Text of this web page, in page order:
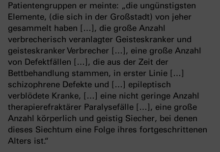
Patientengruppen er meinte: „die ungünstigsten
Elemente, (die sich in der Großstadt) von jeher
gesammelt haben […], die große Anzahl
verbrecherisch veranlagter Geisteskranker und
geisteskranker Verbrecher […], eine große Anzahl
von Defektfällen […], die aus der Zeit der
Bettbehandlung stammen, in erster Linie […]
schizophrene Defekte und […] epileptisch
verblödete Kranke, […] eine nicht geringe Anzahl
therapierefraktärer Paralysefälle […], eine große
Anzahl körperlich und geistig Siecher, bei denen
dieses Siechtum eine Folge ihres fortgeschrittenen
Alters ist.“